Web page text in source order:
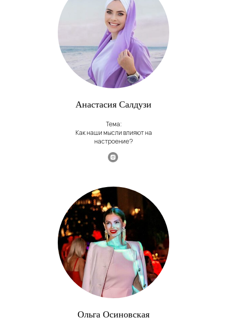
Анастасия Салдузи
Тема:
Как наши мысли влияют на
настроение?
Ольга Осиновская